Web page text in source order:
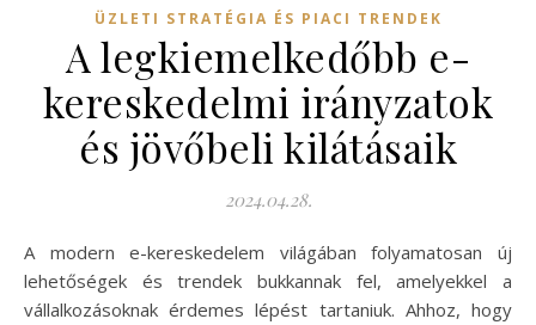
ÜZLETI STRATÉGIA ÉS PIACI TRENDEK
A legkiemelkedőbb e-
kereskedelmi irányzatok
és jövőbeli kilátásaik
2024.04.28.
A modern e-kereskedelem világában folyamatosan új
lehetőségek és trendek bukkannak fel, amelyekkel a
vállalkozásoknak érdemes lépést tartaniuk. Ahhoz, hogy